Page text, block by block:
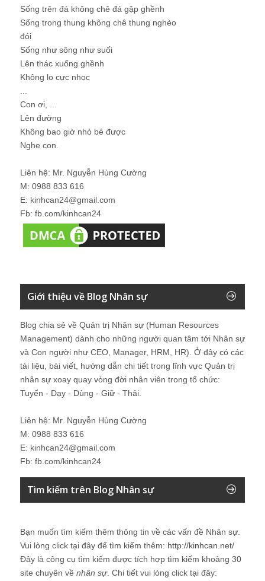
Sống trên đá không chê đá gập ghềnh
Sống trong thung không chê thung nghèo
đói
Sống như sông như suối
Lên thác xuống ghềnh
Không lo cực nhọc
Con ơi, ...
Lên đường
Không bao giờ nhỏ bé được
Nghe con.
Liên hệ: Mr. Nguyễn Hùng Cường
M: 0988 833 616
E: kinhcan24@gmail.com
Fb: fb.com/kinhcan24
Giới thiệu về Blog Nhân sự
Blog chia sẻ về Quản trị Nhân sự (Human Resources
Management) dành cho những người quan tâm tới Nhân sự
và Con người như CEO, Manager, HRM, HR). Ở đây có các
tài liệu, bài viết, hướng dẫn chi tiết trong lĩnh vực Quản trị
nhân sự xoay quay vòng đời nhân viên trong tổ chức:
Tuyển - Dạy - Dùng - Giữ - Thải.
Liên hệ: Mr. Nguyễn Hùng Cường
M: 0988 833 616
E: kinhcan24@gmail.com
Fb: fb.com/kinhcan24
Tìm kiếm trên Blog Nhân sự
Bạn muốn tìm kiếm thêm thông tin về các vấn đề Nhân sự
Vui lòng click tại đây để tìm kiếm thêm: http://kinhcan.net/
Đây là công cụ tìm kiếm được tích hợp tìm kiếm khoảng 30
site chuyên về nhân sự. Chi tiết vui lòng click tại đây: